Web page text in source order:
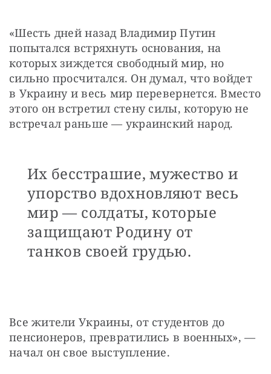
«Шесть дней назад Владимир Путин
попытался встряхнуть основания, на
которых зиждется свободный мир, но
сильно просчитался. Он думал, что войдет
в Украину и весь мир перевернется. Вместо
этого он встретил стену силы, которую не
встречал раньше — украинский народ.
Их бесстрашие, мужество и
упорство вдохновляют весь
мир — солдаты, которые
защищают Родину от
танков своей грудью.
Все жители Украины, от студентов до
пенсионеров, превратились в военных», —
начал он свое выступление.